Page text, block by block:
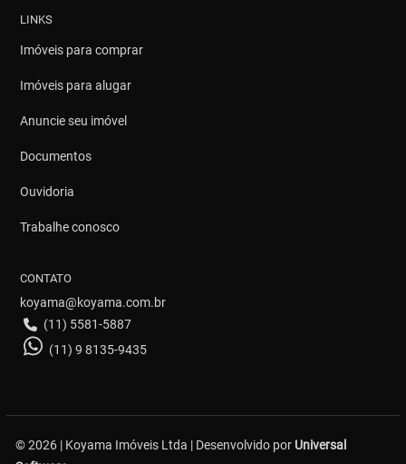
LINKS
Imóveis para comprar
Imóveis para alugar
Anuncie seu imóvel
Documentos
Ouvidoria
Trabalhe conosco
CONTATO
koyama@koyama.com.br
(11) 5581-5887
(11) 9 8135-9435
© 2026 | Koyama Imóveis Ltda | Desenvolvido por Universal